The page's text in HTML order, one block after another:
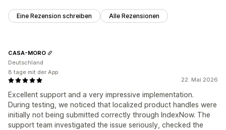
Eine Rezension schreiben Alle Rezensionen
22. Mai 2026
Excellent support and a very impressive implementation.
During testing, we noticed that localized product handles were
initially not being submitted correctly through IndexNow. The
support team investigated the issue seriously, checked the
CASA-MORO
Deutschland
8 tage mit der App